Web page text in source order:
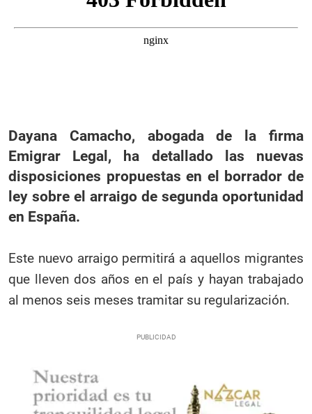
Dayana Camacho, abogada de la firma
Emigrar Legal, ha detallado las nuevas
disposiciones propuestas en el borrador de
ley sobre el arraigo de segunda oportunidad
en España.
Este nuevo arraigo permitirá a aquellos migrantes
que lleven dos años en el país y hayan trabajado
al menos seis meses tramitar su regularización.